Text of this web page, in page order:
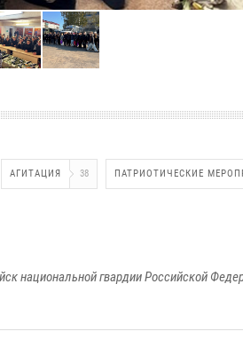
АГИТАЦИЯ 38 ПАТРИОТИЧЕСКИЕ
национальной гвардии Российской